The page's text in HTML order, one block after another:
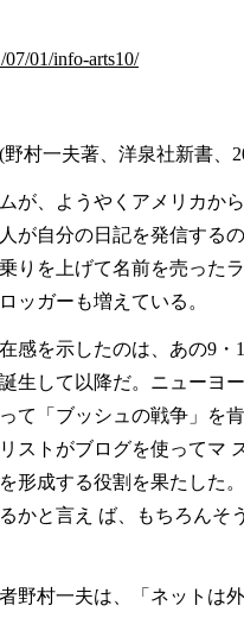
07/01/info-arts10/
(野村一夫著、洋泉社新書、
が、ようやくアメリカか
が自分の日記を発信する
りを上げて名前を売った
ッガーも増えている。
感を示したのは、あの9
生して以降だ。ニューヨ
て「ブッシュの戦争」を
ストがブログを使ってマ
形成する役割を果たした
かと言え ば、もちろんそ
野村一夫は、「ネットは